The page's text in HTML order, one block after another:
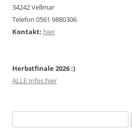
34242 Vellmar
Telefon 0561 9880306
Kontakt: hier
Herbstfinale 2026 :)
ALLE Infos hier